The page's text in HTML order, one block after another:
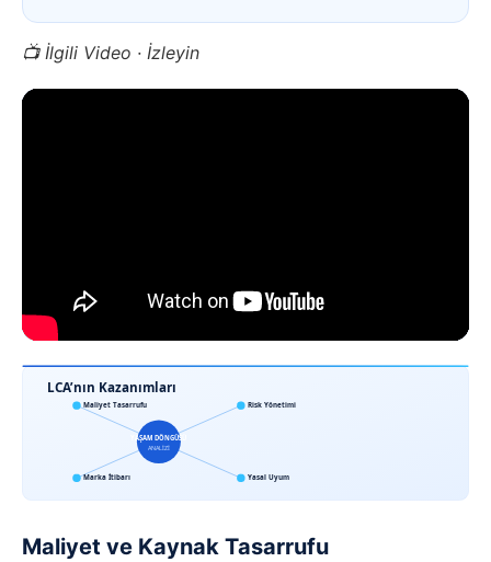
📺 İlgili Video · İzleyin
LCA’nın Kazanımları
YAŞAM DÖNGÜSÜ
ANALİZİ
Maliyet Tasarrufu Risk Yönetimi
Marka İtibarı Yasal Uyum
Maliyet ve Kaynak Tasarrufu